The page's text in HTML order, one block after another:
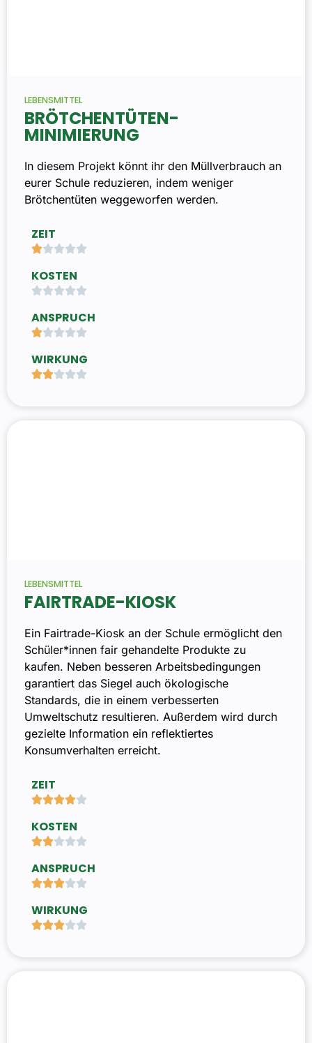
LEBENSMITTEL
BRÖTCHENTÜTEN-
MINIMIERUNG
In diesem Projekt könnt ihr den Müllverbrauch an
eurer Schule reduzieren, indem weniger
Brötchentüten weggeworfen werden.
ZEIT

KOSTEN

ANSPRUCH

WIRKUNG

LEBENSMITTEL
FAIRTRADE-KIOSK
Ein Fairtrade-Kiosk an der Schule ermöglicht den
Schüler*innen fair gehandelte Produkte zu
kaufen. Neben besseren Arbeitsbedingungen
garantiert das Siegel auch ökologische
Standards, die in einem verbesserten
Umweltschutz resultieren. Außerdem wird durch
gezielte Information ein reflektiertes
Konsumverhalten erreicht.
ZEIT

KOSTEN

ANSPRUCH

WIRKUNG
